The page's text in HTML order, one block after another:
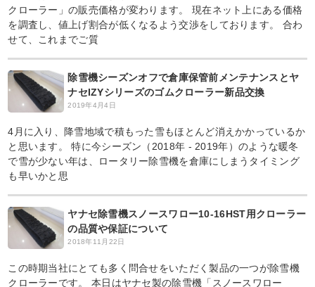
クローラー」の販売価格が変わります。 現在ネット上にある価格
を調査し、値上げ割合が低くなるよう交渉をしております。 合わ
せて、これまでご質
除雪機シーズンオフで倉庫保管前メンテナンスとヤ
ナセIZYシリーズのゴムクローラー新品交換
2019年4月4日
4月に入り、降雪地域で積もった雪もほとんど消えかかっているか
と思います。 特に今シーズン（2018年 - 2019年）のような暖冬
で雪が少ない年は、ロータリー除雪機を倉庫にしまうタイミング
も早いかと思
ヤナセ除雪機スノースワロー10-16HST用クローラー
の品質や保証について
2018年11月22日
この時期当社にとても多く問合せをいただく製品の一つが除雪機
クローラーです。 本日はヤナセ製の除雪機「スノースワロー